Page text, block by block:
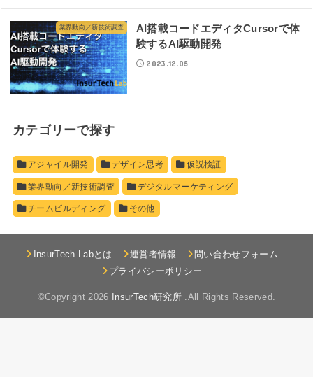
業界動向／新技術調査
AI搭載コードエディタCursorで体
験するAI駆動開発
2023.12.05
カテゴリーで探す
アジャイル開発 デザイン思考 仮説検証
業界動向／新技術調査 デジタルマーケティング
チームビルディング その他
InsurTech Labとは 運営者情報
問い合わせフォーム
プライバシーポリシー
©Copyright 2026 InsurTech研究所.All Rights Reserved.